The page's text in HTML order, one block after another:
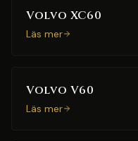
Volvo XC60
Läs mer
Volvo V60
Läs mer